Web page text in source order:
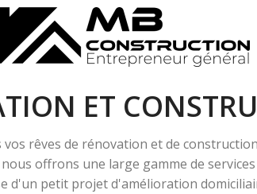
INTÉRIEURE ET
EXTÉRIEURE
ET
rêves de rénovation et de
offrons une large gamme de
d'un petit projet d'amélioration